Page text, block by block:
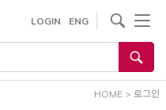
LOGIN ENG
HOME > 로그인